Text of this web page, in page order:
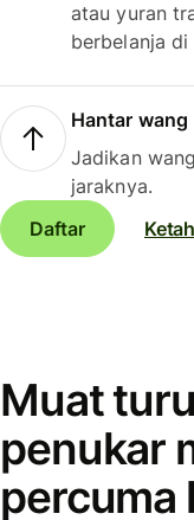
atau yuran
berbelanja di
Hantar wang
Jadikan
jaraknya.
Daftar
Muat
penukar
percuma